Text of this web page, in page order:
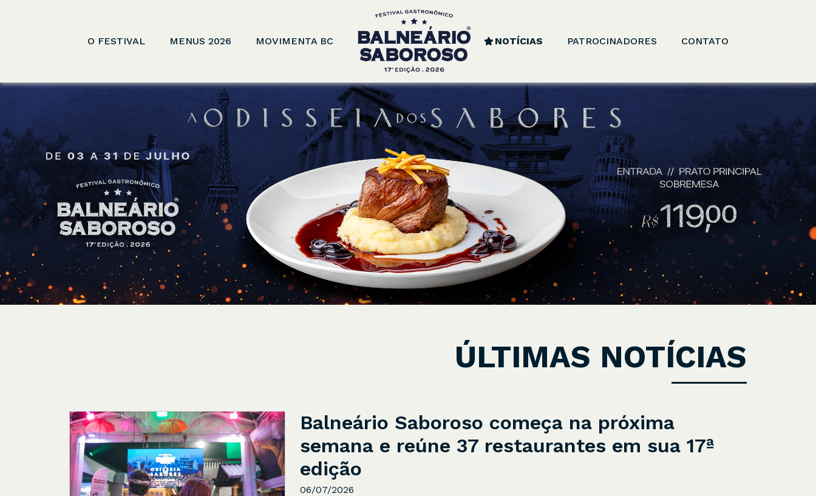
O FESTIVAL MENUS 2026 MOVIMENTA BC NOTÍCIAS PATROCINADORES CONTATO
ÚLTIMAS NOTÍCIAS
Balneário Saboroso começa na próxima
semana e reúne 37 restaurantes em sua 17ª
edição
06/07/2026